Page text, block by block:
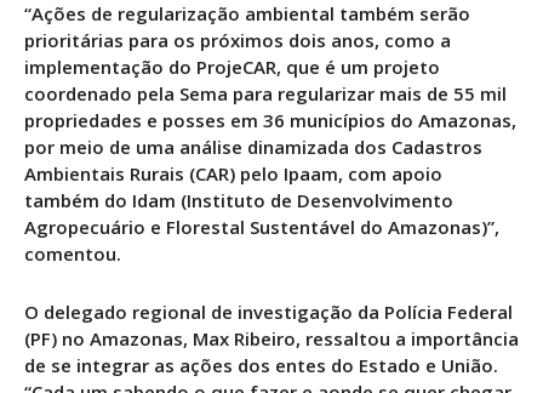
“Ações de regularização ambiental também serão
prioritárias para os próximos dois anos, como a
implementação do ProjeCAR, que é um projeto
coordenado pela Sema para regularizar mais de 55 mil
propriedades e posses em 36 municípios do Amazonas,
por meio de uma análise dinamizada dos Cadastros
Ambientais Rurais (CAR) pelo Ipaam, com apoio
também do Idam (Instituto de Desenvolvimento
Agropecuário e Florestal Sustentável do Amazonas)”,
comentou.
O delegado regional de investigação da Polícia Federal
(PF) no Amazonas, Max Ribeiro, ressaltou a importância
de se integrar as ações dos entes do Estado e União.